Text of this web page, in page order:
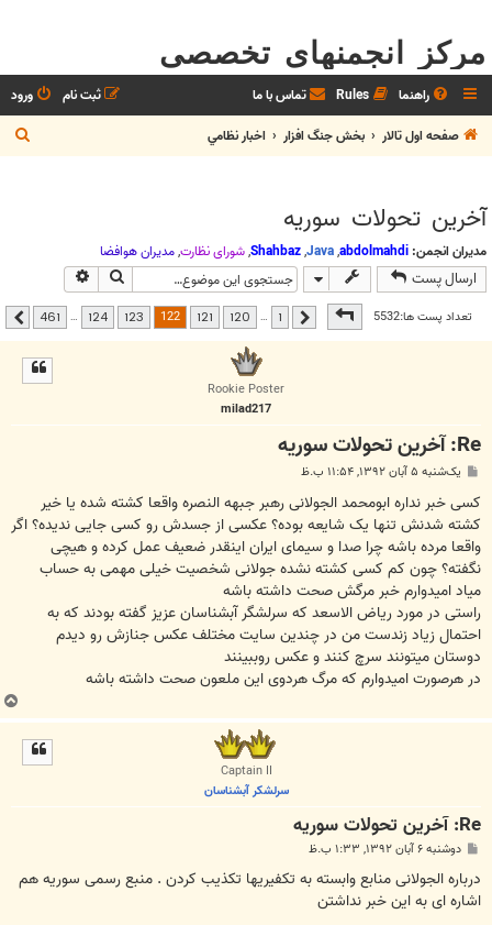
مرکز انجمنهای تخصصی
راهنما Rules تماس با ما ورود
ثبت نام
صفحه اول تالار
بخش جنگ افزار اخبار نظامي
ج
س
آخرين تحولات سوريه
مدیران انجمن: abdolmahdi
,
Java
,
Shahbaz
,شوراي نظارت,مديران هوافضا
ارسال پست جستجو
تعداد پست ها:5532
صفحه122
461 قبلی …
120
121
122
123
124
…
461 بعدی
Rookie Poster
milad217
Re: آخرين تحولات سوريه
پ
ت
یک‌شنبه ۵ آبان ۱۳۹۲, ۱۱:۵۴ ب.ظ
کسی خبر نداره ابومحمد الجولانی رهبر جبهه النصره واقعا کشته شده یا خیر
کشته شدنش تنها یک شایعه بوده؟ عکسی از جسدش رو کسی جایی ندیده؟ اگر
واقعا مرده باشه چرا صدا و سیمای ایران اینقدر ضعیف عمل کرده و هیچی
نگفته؟ چون کم کسی کشته نشده جولانی شخصیت خیلی مهمی به حساب
میاد امیدوارم خبر مرگش صحت داشته باشه
راستی در مورد ریاض الاسعد که سرلشگر آبشناسان عزیز گفته بودند که به
احتمال زیاد زندست من در چندین سایت مختلف عکس جنازش رو دیدم
دوستان میتونند سرچ کنند و عکس روببینند
در هرصورت امیدوارم که مرگ هردوی این ملعون صحت داشته باشه
ب
ا
Captain II
سرلشکر آبشناسان
Re: آخرين تحولات سوريه
پ
ت
دوشنبه ۶ آبان ۱۳۹۲, ۱:۳۳ ب.ظ
درباره الجولانی منابع وابسته به تکفیریها تکذیب کردن . منبع رسمی سوریه هم
اشاره ای به این خبر نداشتن